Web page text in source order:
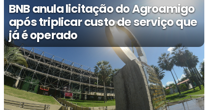
BNB anula licitação do Agroamigo
após triplicar custo de serviço que
já é operado